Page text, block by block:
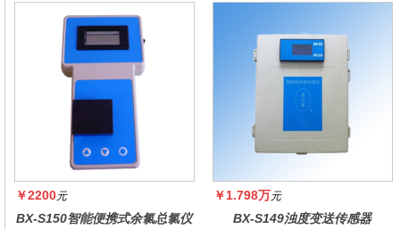
￥2200元
BX-S150智能便携式余氯总氯仪
￥1.798万元
BX-S149浊度变送传感器